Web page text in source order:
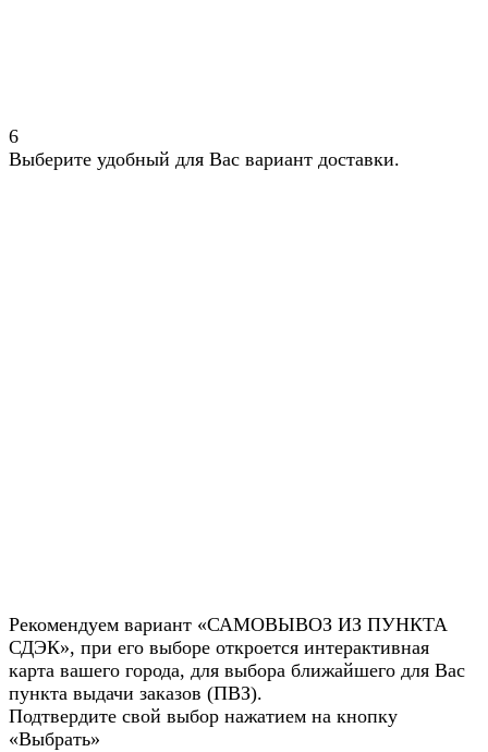
6
Выберите удобный для Вас вариант доставки.
Рекомендуем вариант «САМОВЫВОЗ ИЗ ПУНКТА
СДЭК», при его выборе откроется интерактивная
карта вашего города, для выбора ближайшего для Вас
пункта выдачи заказов (ПВЗ).
Подтвердите свой выбор нажатием на кнопку
«Выбрать»